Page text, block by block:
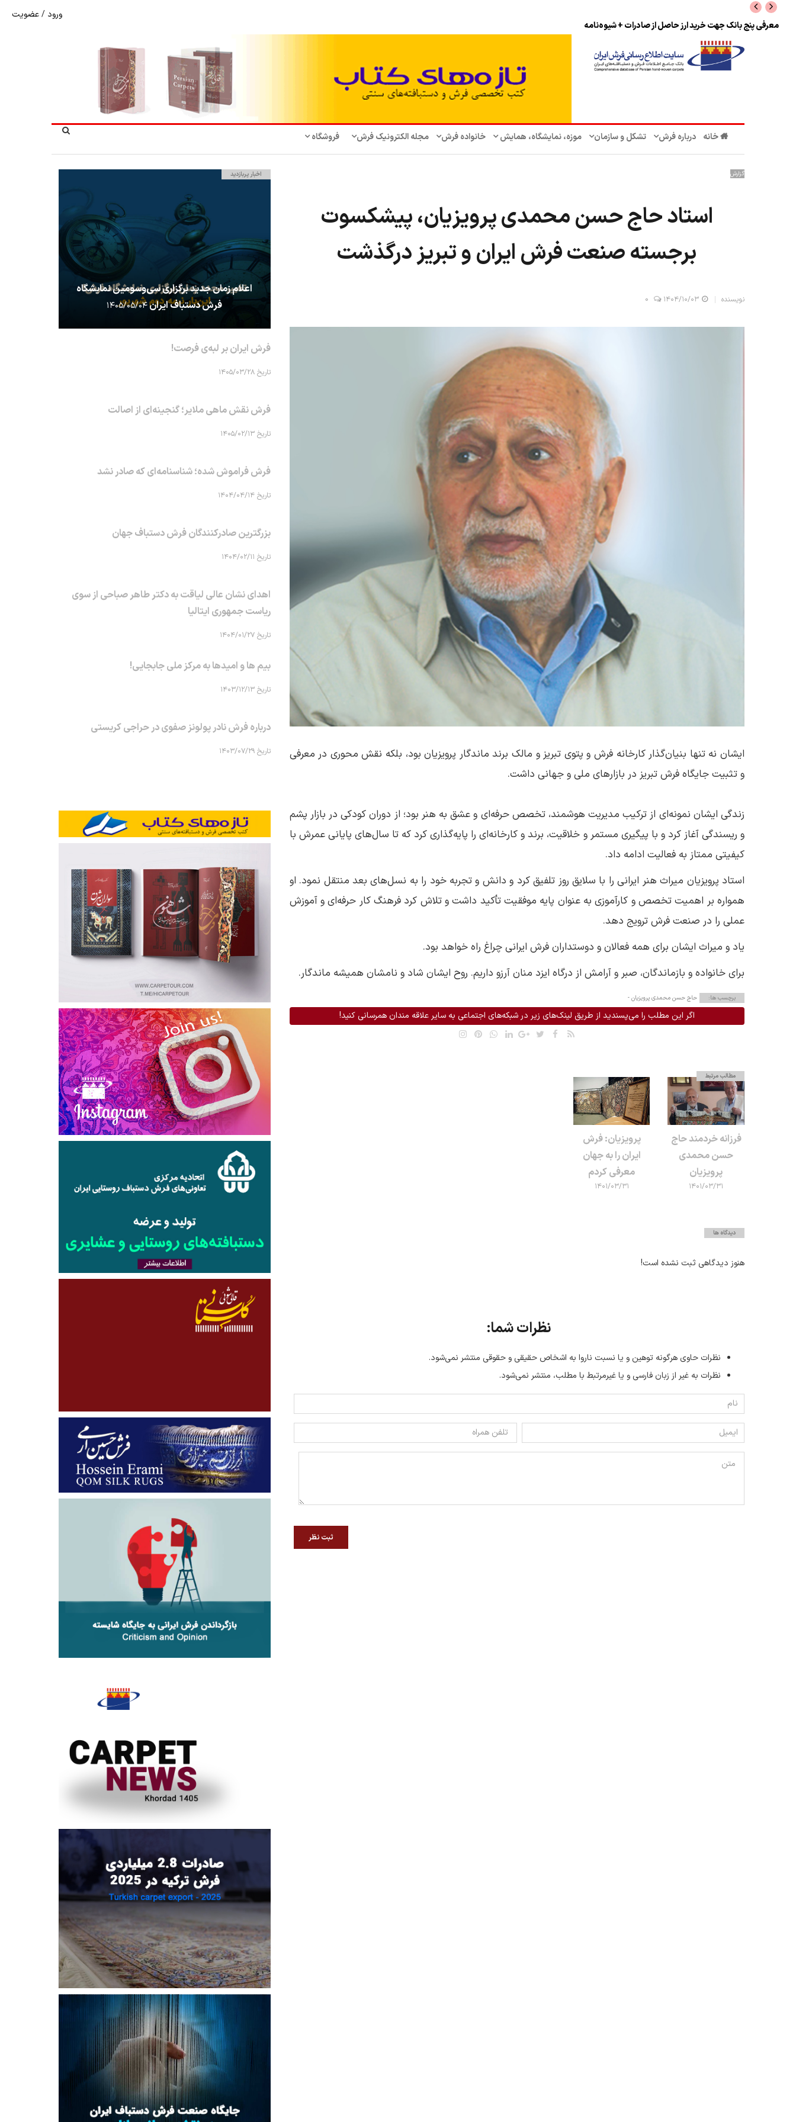
معرفی پنج بانک جهت خرید ارز حاصل از صادرات + شیوه‌نامه
ورود /عضویت
خانه درباره فرش تشکل‌ و سازمان‌ موزه، نمایشگاه، همایش‌ خانواده فرش مجله الکترونیک فرش فروشگاه
گزارش
استاد حاج حسن محمدی پرویزیان، پیشکسوت
برجسته صنعت فرش ایران و تبریز درگذشت
نویسنده ۱۴۰۴/۱۰/۰۳ 0
ایشان نه تنها بنیان‌گذار کارخانه فرش و پتوی تبریز و مالک برند ماندگار پرویزیان بود، بلکه نقش محوری در معرفی
و تثبیت جایگاه فرش تبریز در بازارهای ملی و جهانی داشت.
زندگی ایشان نمونه‌ای از ترکیب مدیریت هوشمند، تخصص حرفه‌ای و عشق به هنر بود؛ از دوران کودکی در بازار پشم
و ریسندگی آغاز کرد و با پیگیری مستمر و خلاقیت، برند و کارخانه‌ای را پایه‌گذاری کرد که تا سال‌های پایانی عمرش با
کیفیتی ممتاز به فعالیت ادامه داد.
استاد پرویزیان میراث هنر ایرانی را با سلایق روز تلفیق کرد و دانش و تجربه خود را به نسل‌های بعد منتقل نمود. او
همواره بر اهمیت تخصص و کارآموزی به عنوان پایه موفقیت تأکید داشت و تلاش کرد فرهنگ کار حرفه‌ای و آموزش
عملی را در صنعت فرش ترویج دهد.
یاد و میراث ایشان برای همه فعالان و دوستداران فرش ایرانی چراغ راه خواهد بود.
برای خانواده و بازماندگان، صبر و آرامش از درگاه ایزد منان آرزو داریم. روح ایشان شاد و نامشان همیشه ماندگار.
برچسب ها: حاج حسن محمدی پرویزیان -
اگر این مطلب را می‌پسندید از طریق لینک‌های زیر در شبکه‌های اجتماعی به سایر علاقه مندان همرسانی کنید!
مطالب مرتبط
فرزانه خردمند حاج
حسن محمدی
پرویزیان
۱۴۰۱/۰۳/۳۱
پرویزیان: فرش
ایران را به جهان
معرفی کردم
۱۴۰۱/۰۳/۳۱
دیدگاه ها
هنوز دیدگاهی ثبت نشده است!
نظرات شما:
نظرات حاوی هرگونه توهین و یا نسبت ناروا به اشخاص حقیقی و حقوقی منتشر نمی‌شود.
نظرات به غیر از زبان فارسی و یا غیر‌مرتبط با مطلب، منتشر نمی‌شود.
ثبت نظر
اخبار پربازدید
اعلام زمان جدید برگزاری سی‌وسومین نمایشگاه
فرش دستباف ایران۱۴۰۵/۰۵/۰۴
فرش ایران بر لبه‌ی فرصت!
تاریخ ۱۴۰۵/۰۳/۲۸
فرش نقش ماهی‌ ملایر؛ گنجینه‌ای از اصالت
تاریخ ۱۴۰۵/۰۲/۱۳
فرش فراموش شده؛ شناسنامه‌ای که صادر نشد
تاریخ ۱۴۰۴/۰۴/۱۴
بزرگترین صادرکنندگان فرش دستباف جهان
تاریخ ۱۴۰۴/۰۲/۱۱
اهدای نشان عالی لیاقت به دکتر طاهر صباحی از سوی
ریاست جمهوری ایتالیا
تاریخ ۱۴۰۴/۰۱/۲۷
بیم ها و امیدها به مرکز ملی جابجایی!
تاریخ ۱۴۰۳/۱۲/۱۳
درباره فرش نادر پولونز صفوی در حراجی کریستی
تاریخ ۱۴۰۳/۰۷/۲۹